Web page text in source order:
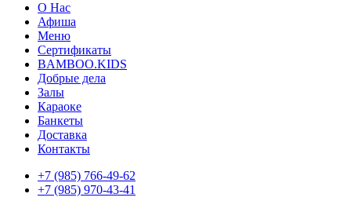
О Нас
Афиша
Меню
Сертификаты
BAMBOO.KIDS
Добрые дела
Залы
Караоке
Банкеты
Доставка
Контакты
+7 (985) 766-49-62
+7 (985) 970-43-41